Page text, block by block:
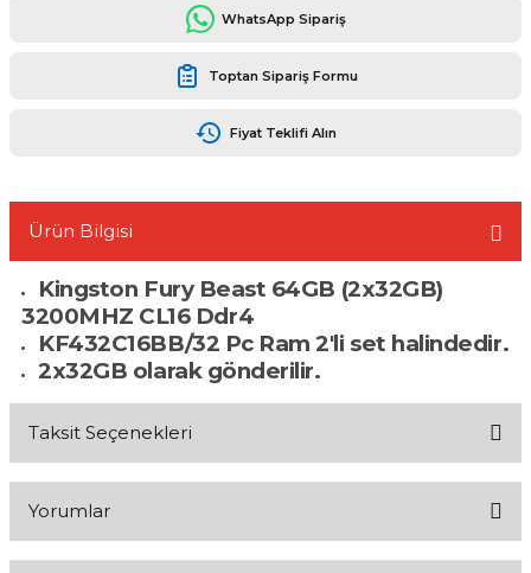
WhatsApp Sipariş
Toptan Sipariş Formu
Fiyat Teklifi Alın
Ürün Bilgisi
Kingston Fury Beast 64GB (2x32GB)
3200MHZ CL16 Ddr4
KF432C16BB/32 Pc Ram 2'li set halindedir.
2x32GB olarak gönderilir.
Taksit Seçenekleri
Yorumlar